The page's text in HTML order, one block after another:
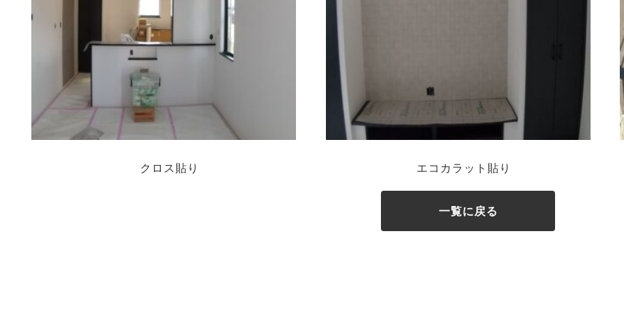
クロス貼り エコカラット貼り
一覧に戻る